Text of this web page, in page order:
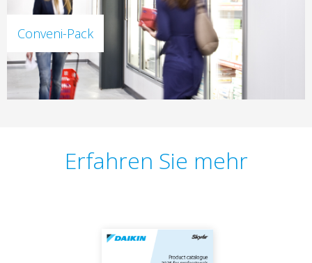
Conveni-Pack
Erfahren Sie mehr